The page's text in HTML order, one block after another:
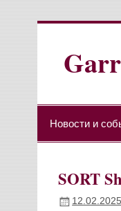
Перейти
Новости и
SORT
12.02.2025